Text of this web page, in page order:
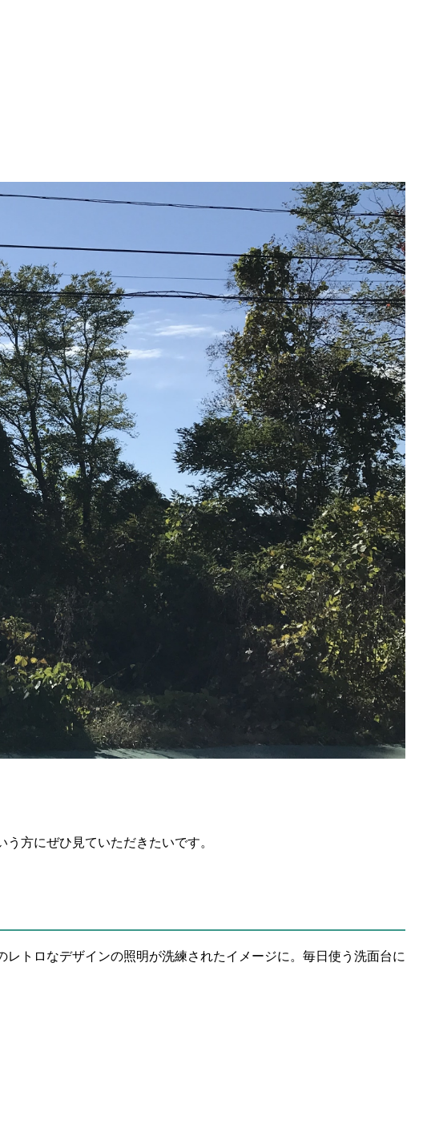
う方にぜひ見ていただきたいです。
トロなデザインの照明が洗練されたイメージに。毎日使う洗面台に
ます。グレーのタイルが落ち着きを演出します。ぜひこの広さを